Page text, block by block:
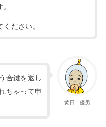
ださい。
黄田 優男
合鍵を返し
ちゃって申